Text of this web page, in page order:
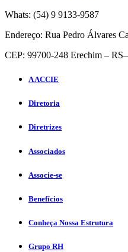
Whats: (54) 9 9133-9587
Endereço: Rua Pedro Álvares
CEP: 99700-248 Erechim – RS–
A ACCIE
Diretoria
Diretrizes
Associados
Associe-se
Benefícios
Conheça Nossa Estrutura
Grupo RH